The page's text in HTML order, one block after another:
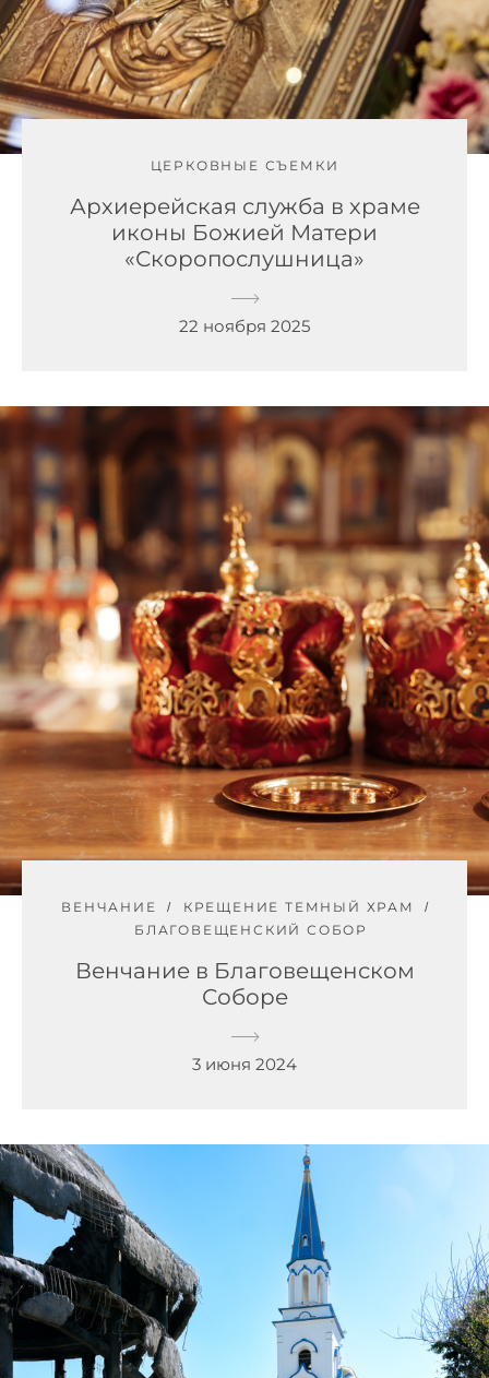
ЦЕРКОВНЫЕ СЪЕМКИ
Архиерейская служба в храме
иконы Божией Матери
«Скоропослушница»
22 ноября 2025
ВЕНЧАНИЕ
КРЕЩЕНИЕ ТЕМНЫЙ ХРАМ
БЛАГОВЕЩЕНСКИЙ СОБОР
Венчание в Благовещенском
Соборе
3 июня 2024